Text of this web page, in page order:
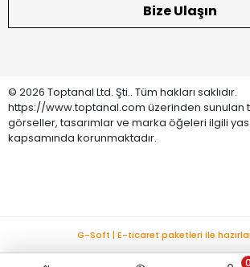
Bize Ulaşın
© 2026 Toptanal Ltd. Şti.. Tüm hakları saklıdır.
https://www.toptanal.com üzerinden sunulan
görseller, tasarımlar ve marka öğeleri ilgili
kapsamında korunmaktadır.
0
G-Soft | E-ticaret paketleri ile